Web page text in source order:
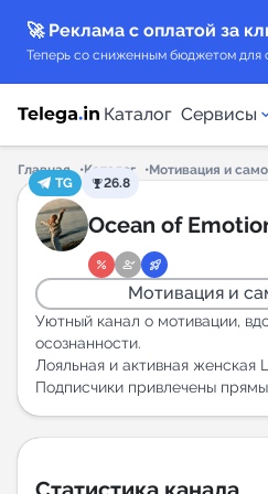
🚀 Реклама с оплатой за
Теперь со сниженным бюджетом для
Каталог Сервисы
Каталог каналов
Каталог ботов
Горящие предложения
Индекс читаемости
New
Главная Каталог Мотивация и
TG
26.8
Ocean of
Мотивация и
Уютный канал о мотивации,
осознанности.
Лояльная и активная женская
Подписчики привлечены